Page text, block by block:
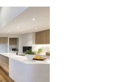
Ремонт
квартир
и
домов
с
открытой
концепцией
интерьера